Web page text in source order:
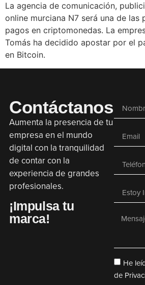
La agencia de comunicación,
online murciana N7 será una de las
pagos en criptomonedas. La
Tomás ha decidido apostar por el
en Bitcoin.
Contáctanos
Aumenta la presencia de tu
empresa en el mundo
digital con la tranquilidad
de contar con la
experiencia de grandes
profesionales.
¡Impulsa tu
marca!
He
de